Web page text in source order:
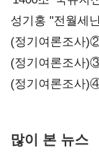
구조혁신
성기홍 "전월세
시사
(정기여론조사
(정기여론조사
'한 자릿수'
(정기여론조사
많이 본 뉴스